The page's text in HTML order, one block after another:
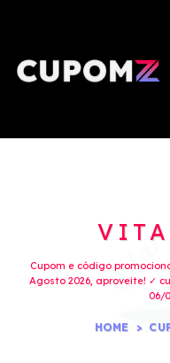
Cupom e código
Agosto 2026, aproveite! ✓
06/
HOME